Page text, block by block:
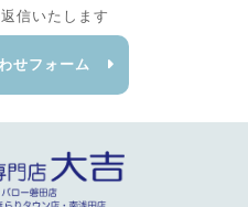
信いたします
せフォーム